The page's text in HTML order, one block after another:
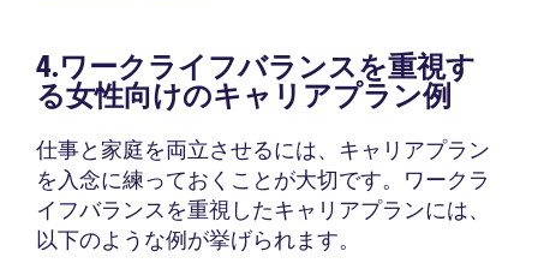
4.ワークライフバランスを重視す
る女性向けのキャリアプラン例
仕事と家庭を両立させるには、キャリアプラン
を入念に練っておくことが大切です。ワークラ
イフバランスを重視したキャリアプランには、
以下のような例が挙げられます。